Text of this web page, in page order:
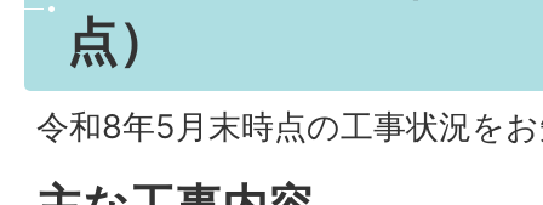
点）
令和8年5月末時点の工事状況を